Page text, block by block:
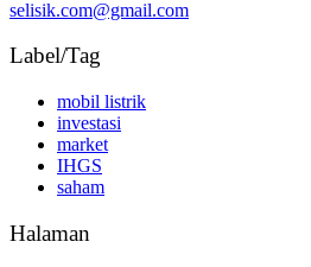
selisik.com@gmail.com
Label/Tag
mobil listrik
investasi
market
IHGS
saham
Halaman